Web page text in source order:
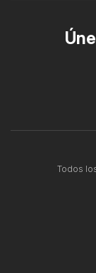
Todos